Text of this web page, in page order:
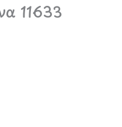
11633